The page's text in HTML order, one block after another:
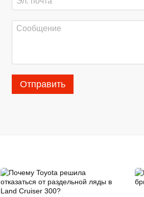
Отправить